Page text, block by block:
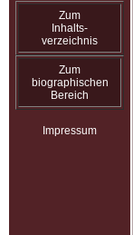
Zum
Inhalts-
verzeichnis
Zum
biographischen
Bereich
Impressum